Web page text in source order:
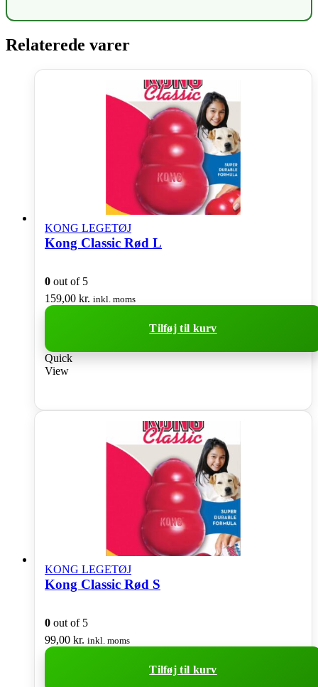
Relaterede varer
KONG LEGETØJ
Kong Classic Rød L
0 out of 5
159,00 kr. inkl. moms
Tilføj til kurv
Quick
View
KONG LEGETØJ
Kong Classic Rød S
0 out of 5
99,00 kr. inkl. moms
Tilføj til kurv